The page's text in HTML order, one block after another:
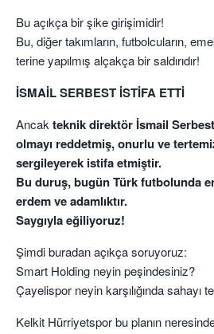
Bu açıkça bir şike girişimidir!
Bu, diğer takımların, futbolcuların,
terine yapılmış alçakça bir saldırıdır!
İSMAİL SERBEST İSTİFA ETTİ
Ancak teknik direktör İsmail
olmayı reddetmiş, onurlu ve
sergileyerek istifa etmiştir.
Bu duruş, bugün Türk futbolunda
erdem ve adamlıktır.
Saygıyla eğiliyoruz!
Şimdi buradan açıkça soruyoruz:
Smart Holding neyin peşindesiniz?
Çayelispor neyin karşılığında sahayı
Kelkit Hürriyetspor bu planın